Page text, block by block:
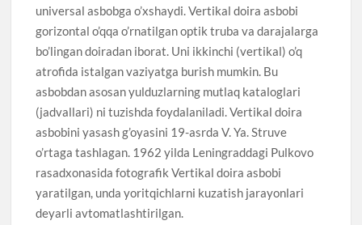
universal asbobga o’xshaydi. Vertikal doira asbobi
gorizontal o’qqa o’rnatilgan optik truba va darajalarga
bo’lingan doiradan iborat. Uni ikkinchi (vertikal) o’q
atrofida istalgan vaziyatga burish mumkin. Bu
asbobdan asosan yulduzlarning mutlaq kataloglari
(jadvallari) ni tuzishda foydalaniladi. Vertikal doira
asbobini yasash g’oyasini 19-asrda V. Ya. Struve
o’rtaga tashlagan. 1962 yilda Leningraddagi Pulkovo
rasadxonasida fotografik Vertikal doira asbobi
yaratilgan, unda yoritqichlarni kuzatish jarayonlari
deyarli avtomatlashtirilgan.